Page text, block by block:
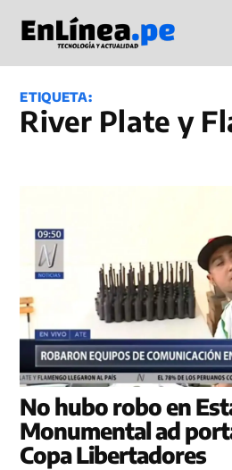
contenido
en
ETIQUETA:
River Plate y
No hubo robo en
Monumental ad
Copa Libertadores